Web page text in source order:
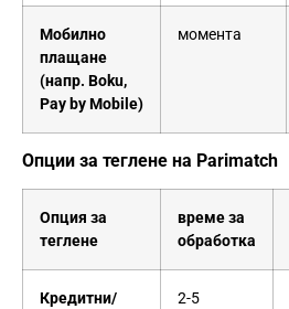
Мобилно
плащане
(напр. Boku,
Pay by Mobile)
момента
Опции за теглене на Parimatch
Опция за
теглене
време за
обработка
Кредитни/
2-5